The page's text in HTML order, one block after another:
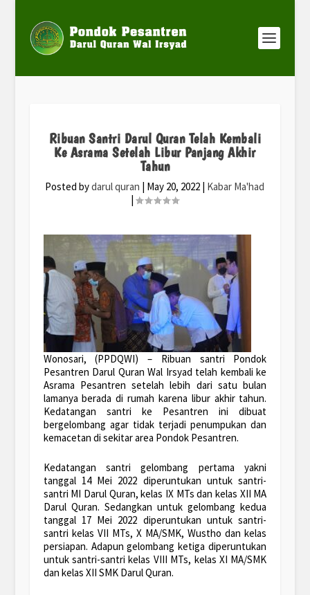
Ribuan Santri Darul Quran Telah Kembali
Ke Asrama Setelah Libur Panjang Akhir
Tahun
Posted bydarul quran | May 20, 2022 | Kabar Ma'had
|
Wonosari, (PPDQWI) – Ribuan santri Pondok
Pesantren Darul Quran Wal Irsyad telah kembali ke
Asrama Pesantren setelah lebih dari satu bulan
lamanya berada di rumah karena libur akhir tahun.
Kedatangan santri ke Pesantren ini dibuat
bergelombang agar tidak terjadi penumpukan dan
kemacetan di sekitar area Pondok Pesantren.
Kedatangan santri gelombang pertama yakni
tanggal 14 Mei 2022 diperuntukan untuk santri-
santri MI Darul Quran, kelas IX MTs dan kelas XII MA
Darul Quran. Sedangkan untuk gelombang kedua
tanggal 17 Mei 2022 diperuntukan untuk santri-
santri kelas VII MTs, X MA/SMK, Wustho dan kelas
persiapan. Adapun gelombang ketiga diperuntukan
untuk santri-santri kelas VIII MTs, kelas XI MA/SMK
dan kelas XII SMK Darul Quran.